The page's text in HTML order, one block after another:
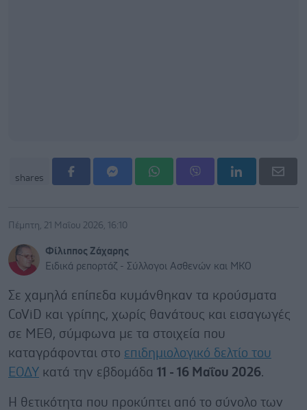
shares
Πέμπτη, 21 Μαΐου 2026, 16:10
Φίλιππος Ζάχαρης
Ειδικά ρεπορτάζ - Σύλλογοι Ασθενών και ΜΚΟ
Σε χαμηλά επίπεδα κυμάνθηκαν τα κρούσματα
CoViD και γρίπης, χωρίς θανάτους και εισαγωγές
σε ΜΕΘ, σύμφωνα με τα στοιχεία που
καταγράφονται στο επιδημιολογικό δελτίο του
ΕΟΔΥ κατά την εβδομάδα 11 - 16 Μαΐου 2026.
Η θετικότητα που προκύπτει από το σύνολο των